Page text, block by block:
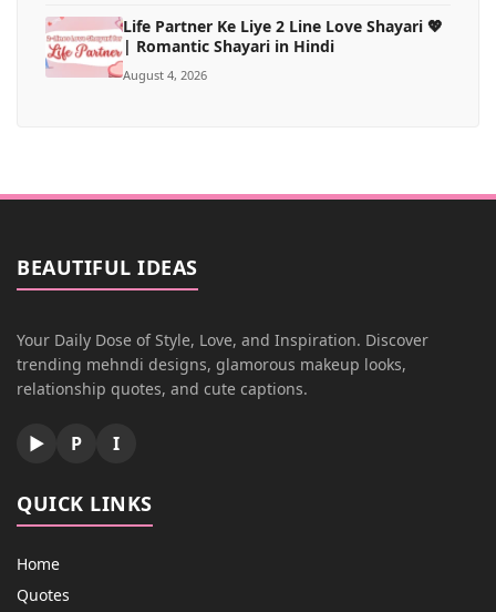
Life Partner Ke Liye 2 Line Love Shayari 💖
| Romantic Shayari in Hindi
August 4, 2026
BEAUTIFUL IDEAS
Your Daily Dose of Style, Love, and Inspiration. Discover
trending mehndi designs, glamorous makeup looks,
relationship quotes, and cute captions.
▶ P I
QUICK LINKS
Home
Quotes